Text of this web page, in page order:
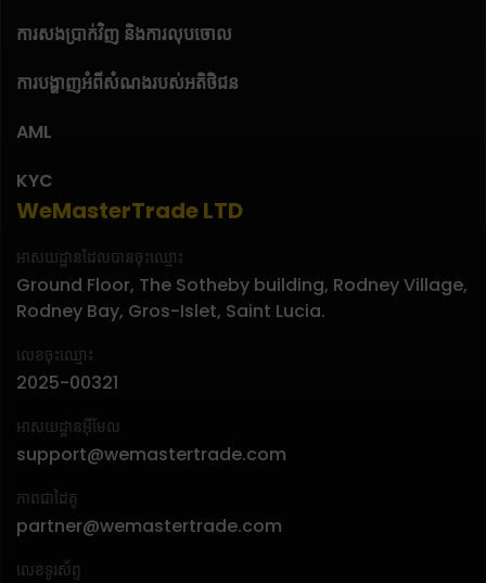
WeMasterTrade LTD
អាសយដ្ឋានដែលបានចុះឈ្មោះ
Ground Floor, The Sotheby building, Rodney Village,
Rodney Bay, Gros-Islet, Saint Lucia.
លេខចុះឈ្មោះ
2025-00321
អាសយដ្ឋានអ៊ីមែល
support@wemastertrade.com
ភាពជាដៃគូ
partner@wemastertrade.com
លេខទូរស័ព្ទ
ការសងប្រាក់វិញ និងការលុបចោល
ការបង្ហាញអំពីសំណងរបស់អតិថិជន
AML
KYC